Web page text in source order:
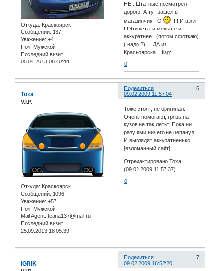
Откуда: Красноярск
Сообщений: 137
Уважение: +4
Пол: Мужской
Последний визит:
05.04.2013 08:40:44
НЕ . Штатные посмотрел -
дорого. А тут зашёл в
магазинчик - О
!!! И взял
!!!Эти кстати меньше и
аккуратнее ! (потом сфоткаю)
( надо ?) . ДА из
Красноярска ! :flag:
0
Поделиться
6
09.02.2009 11:57:04
Toxa
V.I.P.
Откуда: Красноярск
Сообщений: 1096
Уважение: +57
Пол: Мужской
Mail Agent: teana137@mail.ru
Последний визит:
25.09.2013 18:05:39
Тоже стоят, не оригинал.
Очень помогают, грязь на
кузов не так летит. Пока ни
разу ими ничего не цепанул.
И выглядят аккуратненько.
[взломанный сайт]
Отредактировано Toxa
(09.02.2009 11:57:37)
0
Поделиться
7
09.02.2009 16:52:20
IGRIK